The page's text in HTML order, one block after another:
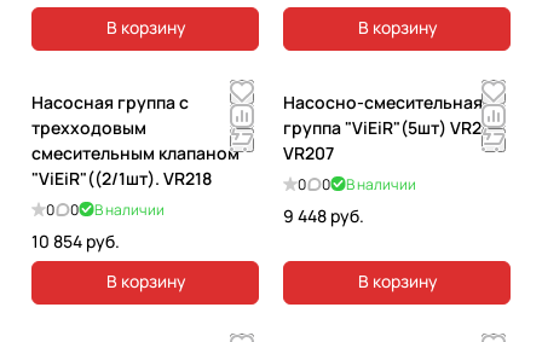
В корзину
В корзину
Насосная группа с
трехходовым
смесительным клапаном
"ViEiR"((2/1шт). VR218
0 0 В наличии
10 854 руб.
В корзину
Насосно-смесительная
группа "ViEiR"(5шт) VR207.
VR207
0 0 В наличии
9 448 руб.
В корзину